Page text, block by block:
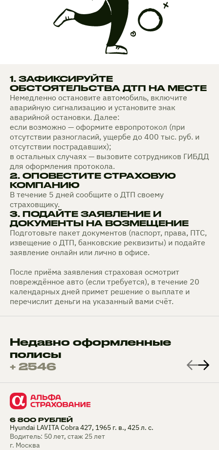
1. ЗАФИКСИРУЙТЕ
ОБСТОЯТЕЛЬСТВА ДТП НА МЕСТЕ
Немедленно остановите автомобиль, включите
аварийную сигнализацию и установите знак
аварийной остановки. Далее:
если возможно — оформите европротокол (при
отсутствии разногласий, ущербе до 400 тыс. руб. и
отсутствии пострадавших);
в остальных случаях — вызовите сотрудников ГИБДД
для оформления протокола.
2. ОПОВЕСТИТЕ СТРАХОВУЮ
КОМПАНИЮ
В течение 5 дней сообщите о ДТП своему
страховщику.
3. ПОДАЙТЕ ЗАЯВЛЕНИЕ И
ДОКУМЕНТЫ НА ВОЗМЕЩЕНИЕ
Подготовьте пакет документов (паспорт, права, ПТС,
извещение о ДТП, банковские реквизиты) и подайте
заявление онлайн или лично в офисе.
После приёма заявления страховая осмотрит
повреждённое авто (если требуется), в течение 20
календарных дней примет решение о выплате и
перечислит деньги на указанный вами счёт.
Недавно оформленные
полисы
+ 2546
6 800 РУБЛЕЙ
Hyundai LAVITA Cobra 427, 1965 г. в., 425 л. с.
Водитель: 50 лет, стаж 25 лет
г. Москва